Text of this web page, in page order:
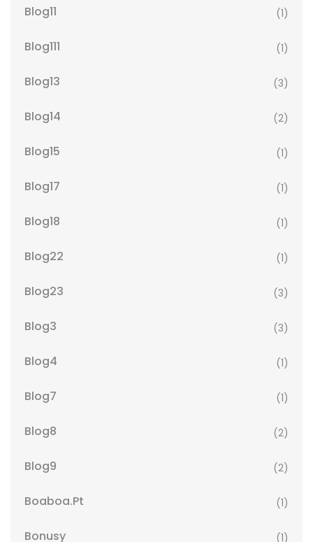
Blog11 (1)
Blog111 (1)
Blog13 (3)
Blog14 (2)
Blog15 (1)
Blog17 (1)
Blog18 (1)
Blog22 (1)
Blog23 (3)
Blog3 (3)
Blog4 (1)
Blog7 (1)
Blog8 (2)
Blog9 (2)
Boaboa.pt (1)
Bonusy (1)